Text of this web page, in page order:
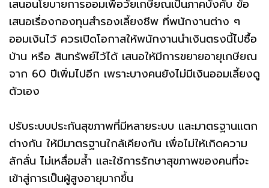
เสนอนโยบายการออมเพื่อวัยเกษียณเป็นภาคบังคับ ข้อ
เสนอเรื่องกองทุนสำรองเลี้ยงชีพ ที่พนักงานต่าง ๆ
ออมเงินไว้ ควรเปิดโอกาสให้พนักงานนำเงินตรงนี้ไปซื้อ
บ้าน หรือ สินทรัพย์ไว้ได้ เสนอให้มีการขยายอายุเกษียณ
จาก 60 ปีเพิ่มไปอีก เพราะบางคนยังไม่มีเงินออมเลี้ยงดู
ตัวเอง
ปรับระบบประกันสุขภาพที่มีหลายระบบ และมาตรฐานแตก
ต่างกัน ให้มีมาตรฐานใกล้เคียงกัน เพื่อไม่ให้เกิดความ
ลักลั่น ไม่เหลื่อมล้ำ และใช้การรักษาสุขภาพของคนที่จะ
เข้าสู่การเป็นผู้สูงอายุมากขึ้น